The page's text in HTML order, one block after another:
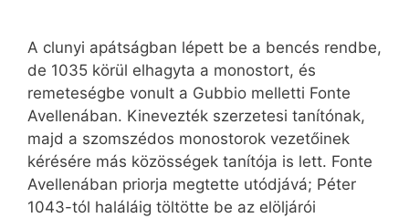
A clunyi apátságban lépett be a bencés rendbe,
de 1035 körül elhagyta a monostort, és
remeteségbe vonult a Gubbio melletti Fonte
Avellenában. Kinevezték szerzetesi tanítónak,
majd a szomszédos monostorok vezetőinek
kérésére más közösségek tanítója is lett. Fonte
Avellenában priorja megtette utódjává; Péter
1043-tól haláláig töltötte be az elöljárói